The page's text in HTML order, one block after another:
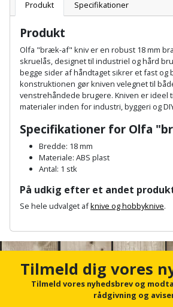
Fugtsikring
Garageport
Gelænder
Gips
Grundmursplader
Hardieplank
brædder
Hemsestige
Isolering
Komposit
terrassebrædder
Fugepistol
og
skumpistol
Gevindskærer
Gipsværktøj
Glasløfter
Glasskærer
Hæftepistol
og
-
hammer
Hammer
Betonsliber
Bindemaskine
Bits
Bor
Bordrundsav
Bore-
og
skruemaskine
Borehammer
Detektor
Motorenhed
Motorsav
og
kædesav
Motorsav
og
kædesav
tilbehør
Pælebor
Plæneklipper
Plæneklipper
Robotplæneklipper
Brænde
Brændeovn
Brandslukker
Brugskunst
Camping
Damprengøring
Dørmåtte
Drivhus
Drivhustilbehør
Spartelmasse
til
væg
Tape
Rør
fittings
Stålvask
Ventilation
og
indeklima
Guides
Gaveideer
Aktiviteter
Produkt Specifikationer
Produkt
Olfa "bræk-af" kniv er en robust 18 mm
skruelås, designet til industriel og hård
begge sider af håndtaget sikrer et fast og
konstruktionen gør kniven velegnet til
venstrehåndede brugere. Kniven er ideel
materialer inden for industri, byggeri og
Specifikationer for Olfa
Bredde: 18 mm
Materiale: ABS plast
Antal: 1 stk
På udkig efter et andet
Se hele udvalget afknive og hobbyknive.
c
Tilmeld dig vores
Tilmeld vores nyhedsbrev og
rådgivning og